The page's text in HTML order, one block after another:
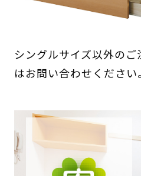
シングルサイズ以外の
はお問い合わせください。